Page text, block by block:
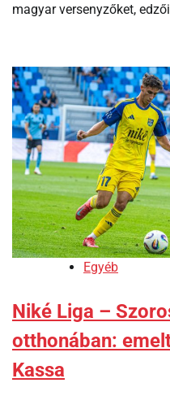
magyar versenyzőket,
Egyéb
Niké Liga –
otthonában:
Kassa